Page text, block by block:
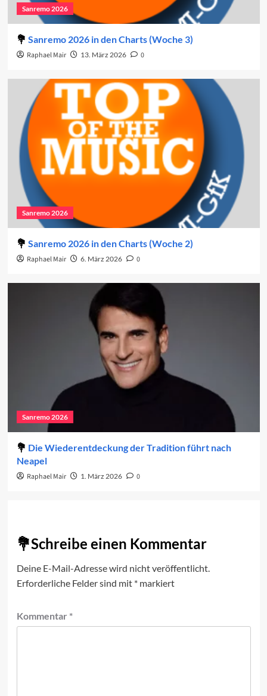
Sanremo 2026
Sanremo 2026 in den Charts (Woche 3)
Raphael Mair 13. März 2026 0
Sanremo 2026
Sanremo 2026 in den Charts (Woche 2)
Raphael Mair 6. März 2026 0
Sanremo 2026
Die Wiederentdeckung der Tradition führt nach
Neapel
Raphael Mair 1. März 2026 0
Schreibe einen Kommentar
Deine E-Mail-Adresse wird nicht veröffentlicht.
Erforderliche Felder sind mit *markiert
Kommentar *